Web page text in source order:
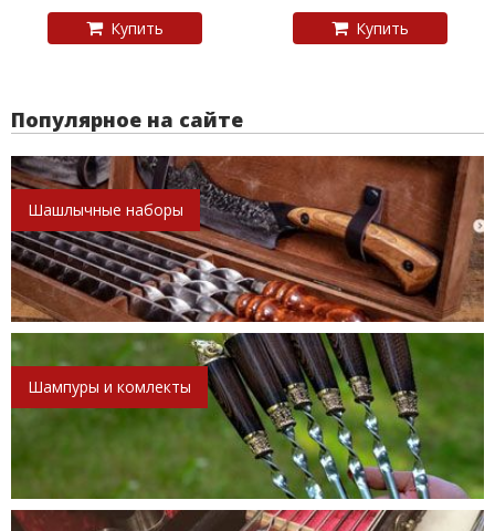
Купить Купить
Популярное на сайте
Шашлычные наборы
Шампуры и комлекты